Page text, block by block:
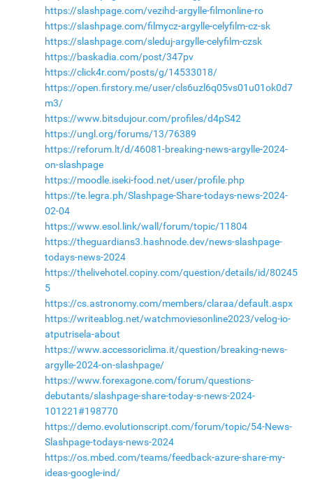
https://slashpage.com/vezihd-argylle-filmonline-ro
https://slashpage.com/filmycz-argylle-celyfilm-cz-sk
https://slashpage.com/sleduj-argylle-celyfilm-czsk
https://baskadia.com/post/347pv
https://click4r.com/posts/g/14533018/
https://open.firstory.me/user/cls6uzl6q05vs01u01ok0d7
m3/
https://www.bitsdujour.com/profiles/d4pS42
https://ungl.org/forums/13/76389
https://reforum.lt/d/46081-breaking-news-argylle-2024-
on-slashpage
https://moodle.iseki-food.net/user/profile.php
https://te.legra.ph/Slashpage-Share-todays-news-2024-
02-04
https://www.esol.link/wall/forum/topic/11804
https://theguardians3.hashnode.dev/news-slashpage-
todays-news-2024
https://thelivehotel.copiny.com/question/details/id/80245
5
https://cs.astronomy.com/members/claraa/default.aspx
https://writeablog.net/watchmoviesonline2023/velog-io-
atputrisela-about
https://www.accessoriclima.it/question/breaking-news-
argylle-2024-on-slashpage/
https://www.forexagone.com/forum/questions-
debutants/slashpage-share-today-s-news-2024-
101221#198770
https://demo.evolutionscript.com/forum/topic/54-News-
Slashpage-todays-news-2024
https://os.mbed.com/teams/feedback-azure-share-my-
ideas-google-ind/